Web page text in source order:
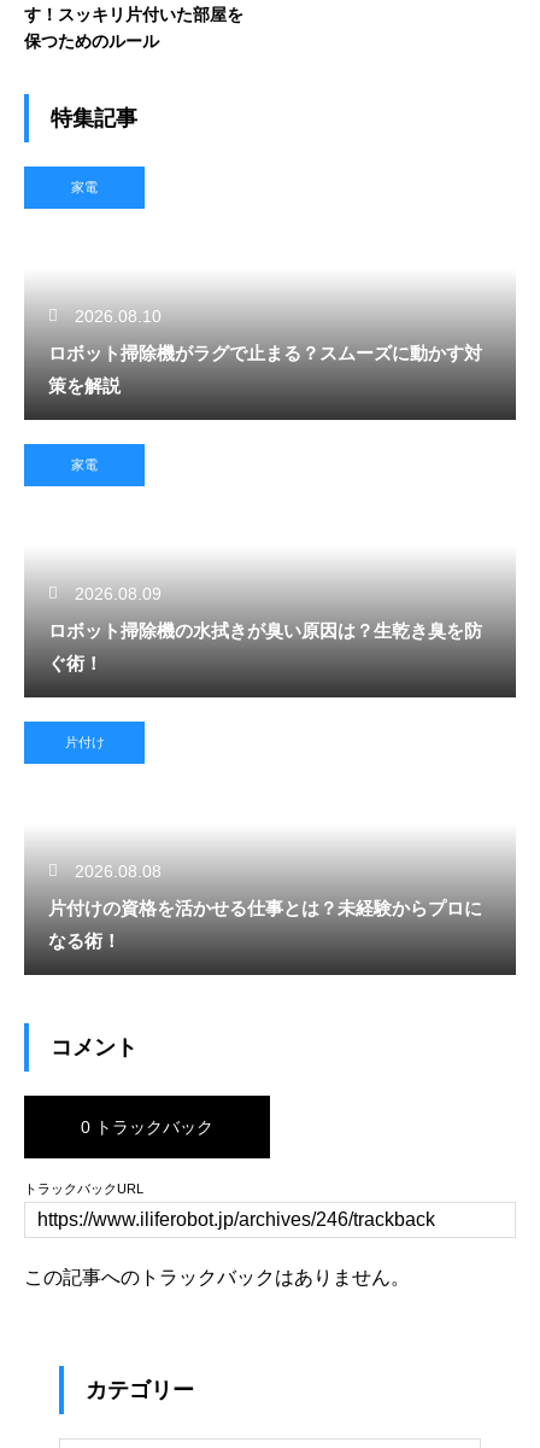
す！スッキリ片付いた部屋を
保つためのルール
特集記事
家電
2026.08.10
ロボット掃除機がラグで止まる？スムーズに動かす対
策を解説
家電
2026.08.09
ロボット掃除機の水拭きが臭い原因は？生乾き臭を防
ぐ術！
片付け
2026.08.08
片付けの資格を活かせる仕事とは？未経験からプロに
なる術！
コメント
0 トラックバック
トラックバックURL
この記事へのトラックバックはありません。
カテゴリー